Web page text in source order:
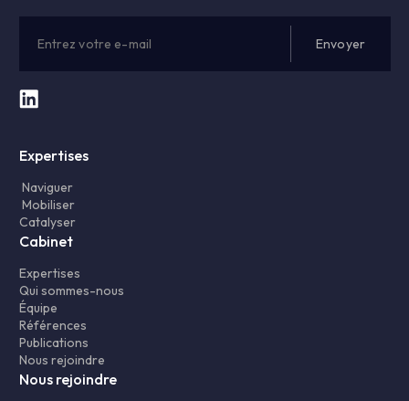
Expertises
Naviguer
Mobiliser
Catalyser
Cabinet
Expertises
Qui sommes-nous
Équipe
Références
Publications
Nous rejoindre
Nous rejoindre